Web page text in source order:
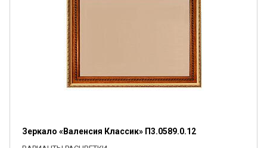
Зеркало «Валенсия Классик» П3.0589.0.12